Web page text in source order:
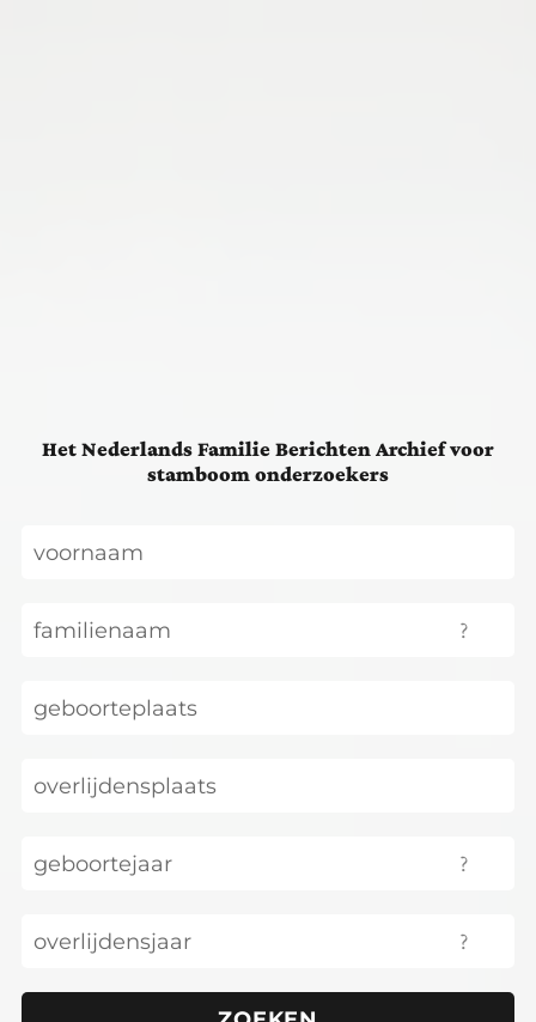
Het Nederlands Familie Berichten Archief voor
stamboom onderzoekers
?
?
?